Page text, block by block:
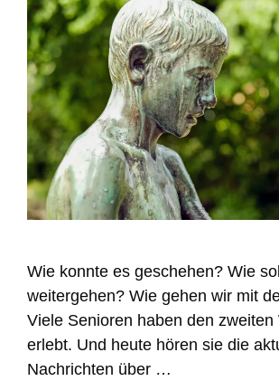
Wie konnte es geschehen? Wie
weitergehen? Wie gehen wir mit
Viele Senioren haben den zweiten
erlebt. Und heute hören sie die
Nachrichten über …